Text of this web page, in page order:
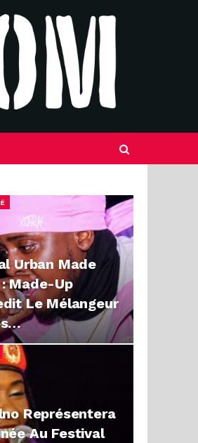
Urban Made
Made-Up
Le Mélangeur
Représentera
Au Festival